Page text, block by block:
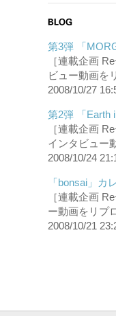
第3弾 「
［連載企画
ビュー動画を
2008/10/27
第2弾 「Earth
［連載企画
インタビュー
2008/10/24
「bonsai」
［連載企画
ー動画をリプ
2008/10/21